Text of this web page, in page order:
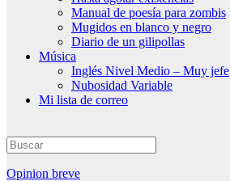
Manual de poesía para zombis
Mugidos en blanco y negro
Diario de un gilipollas
Música
Inglés Nivel Medio – Muy jefe
Nubosidad Variable
Mi lista de correo
Opinion breve